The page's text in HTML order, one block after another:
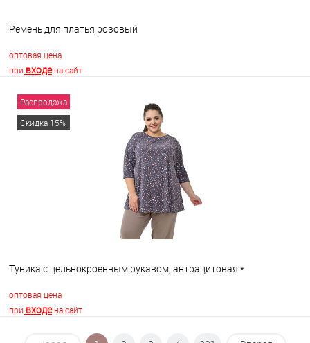
Ремень для платья розовый
оптовая цена
при входена сайт
В корзину
Распродажа
Скидка 15%
Туника с цельнокроенным рукавом, антрацитовая *
оптовая цена
при входена сайт